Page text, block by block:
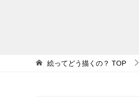
絵ってどう描くの？ TOP